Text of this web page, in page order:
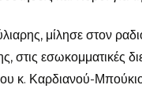
μίλησε στον
στις εσωκομματικές
κ. Καρδιανού-